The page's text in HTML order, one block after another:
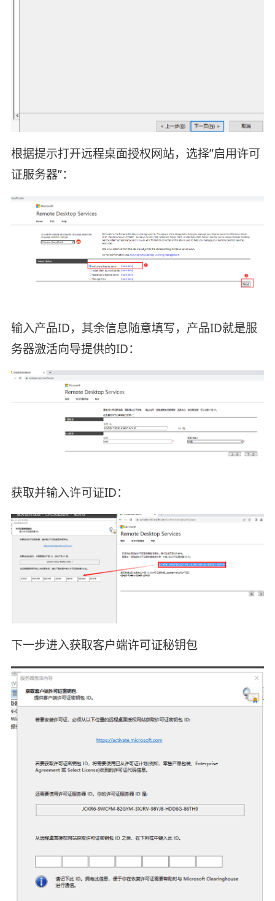
根据提示打开远程桌面授权网站，选择”启用许可
证服务器”：
输入产品ID，其余信息随意填写，产品ID就是服
务器激活向导提供的ID：
获取并输入许可证ID：
下一步进入获取客户端许可证秘钥包